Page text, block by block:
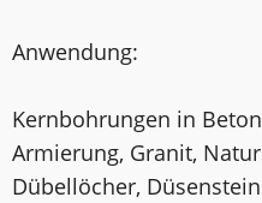
Anwendung:
Kernbohrungen in
Armierung, Granit,
Dübellöcher,